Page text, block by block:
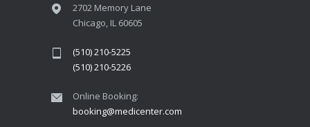
2702 Memory Lane
Chicago, IL 60605
(510) 210-5225
(510) 210-5226
Online Booking:
booking@medicenter.com